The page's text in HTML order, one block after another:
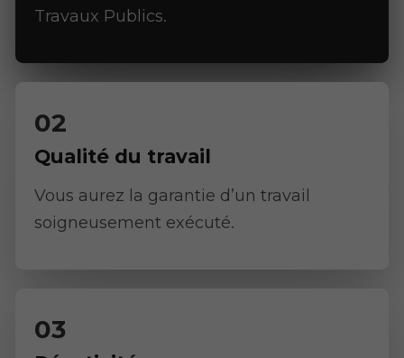
Travaux Publics.
Qualité du travail
Vous aurez la garantie d’un travail
soigneusement exécuté.